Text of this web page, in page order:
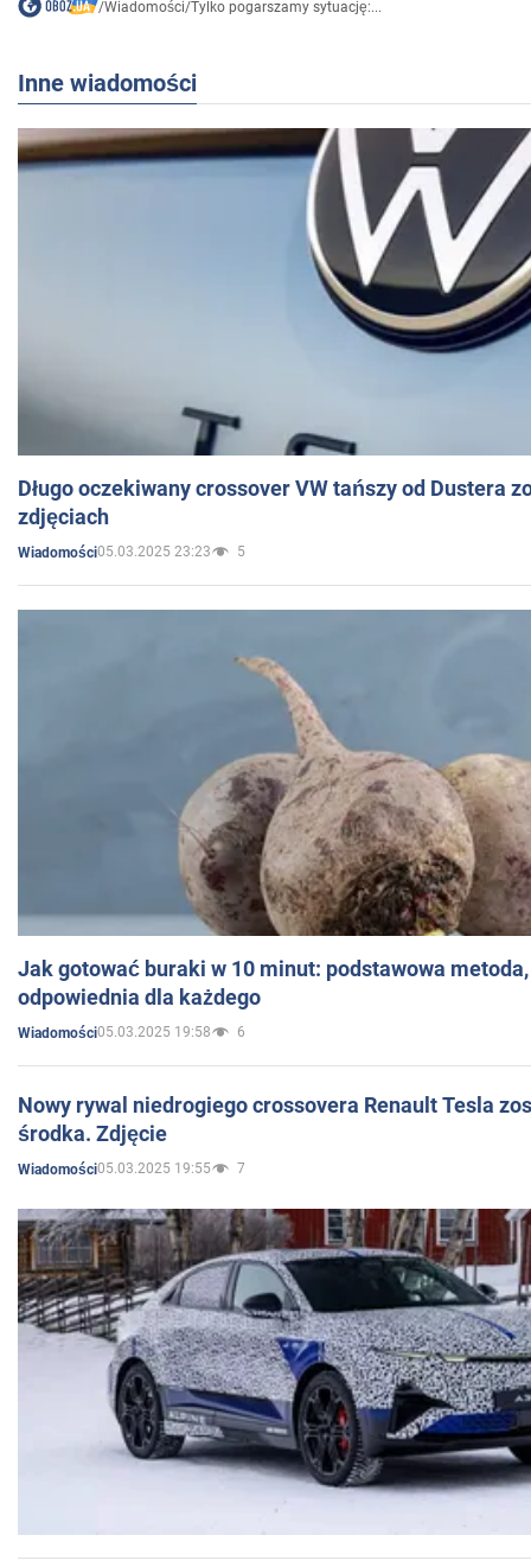
/Wiadomości/Tylko pogarszamy sytuację:...
Inne wiadomości
Długo oczekiwany crossover VW tańszy od Dustera
zdjęciach
Wiadomości05.03.2025 23:23 5
Jak gotować buraki w 10 minut: podstawowa
odpowiednia dla każdego
Wiadomości05.03.2025 19:58 6
Nowy rywal niedrogiego crossovera Renault Tesla
środka. Zdjęcie
Wiadomości05.03.2025 19:55 7